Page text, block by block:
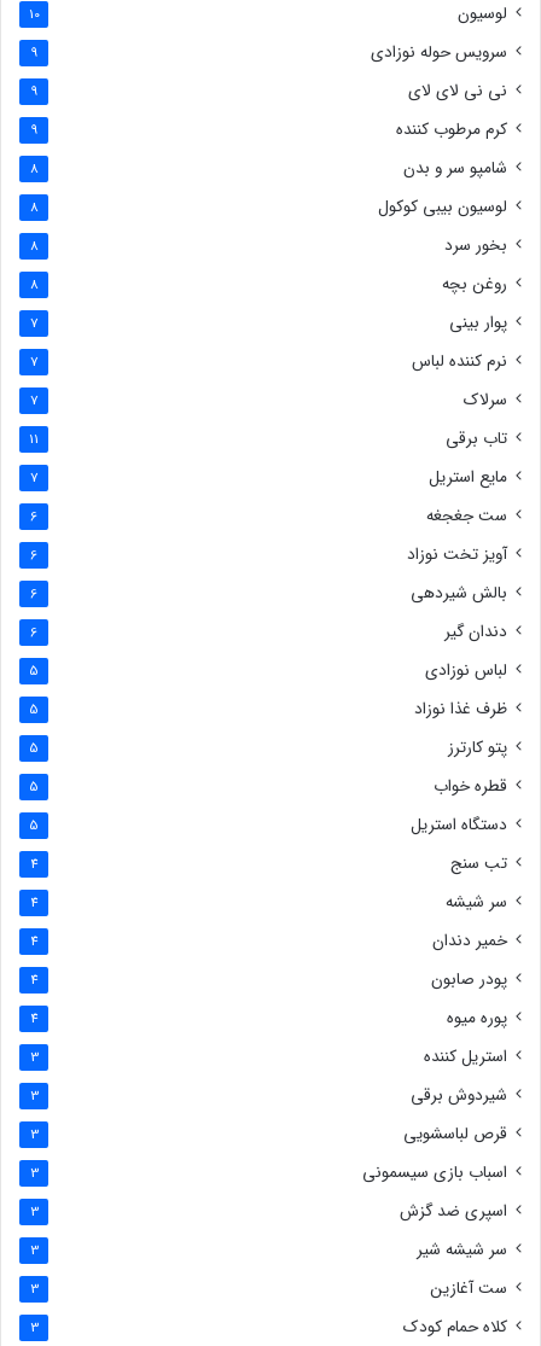
لوسیون 10
سرویس حوله نوزادی 9
نی نی لای لای 9
کرم مرطوب کننده 9
شامپو سر و بدن 8
لوسیون بیبی کوکول 8
بخور سرد 8
روغن بچه 8
پوار بینی 7
نرم کننده لباس 7
سرلاک 7
تاب برقی 11
مایع استریل 7
ست جغجغه 6
آویز تخت نوزاد 6
بالش شیردهی 6
دندان گیر 6
لباس نوزادی 5
ظرف غذا نوزاد 5
پتو کارترز 5
قطره خواب 5
دستگاه استریل 5
تب سنج 4
سر شیشه 4
خمیر دندان 4
پودر صابون 4
پوره میوه 4
استریل کننده 3
شیردوش برقی 3
قرص لباسشویی 3
اسباب بازی سیسمونی 3
اسپری ضد گزش 3
سر شیشه شیر 3
ست آغازین 3
کلاه حمام کودک 3